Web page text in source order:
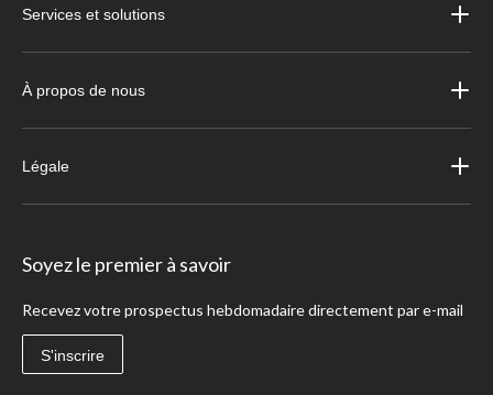
Services et solutions
À propos de nous
Légale
Soyez le premier à savoir
Recevez votre prospectus hebdomadaire directement par e-mail
S'inscrire